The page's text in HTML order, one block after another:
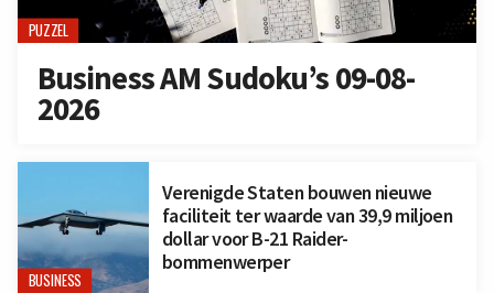
PUZZEL
Business AM Sudoku’s 09-08-
2026
BUSINESS
Verenigde Staten bouwen nieuwe
faciliteit ter waarde van 39,9 miljoen
dollar voor B-21 Raider-
bommenwerper